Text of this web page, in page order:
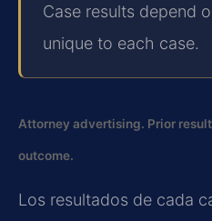
Case results depend
unique to each case.
Attorney advertising. Prior
outcome.
Los resultados de cada